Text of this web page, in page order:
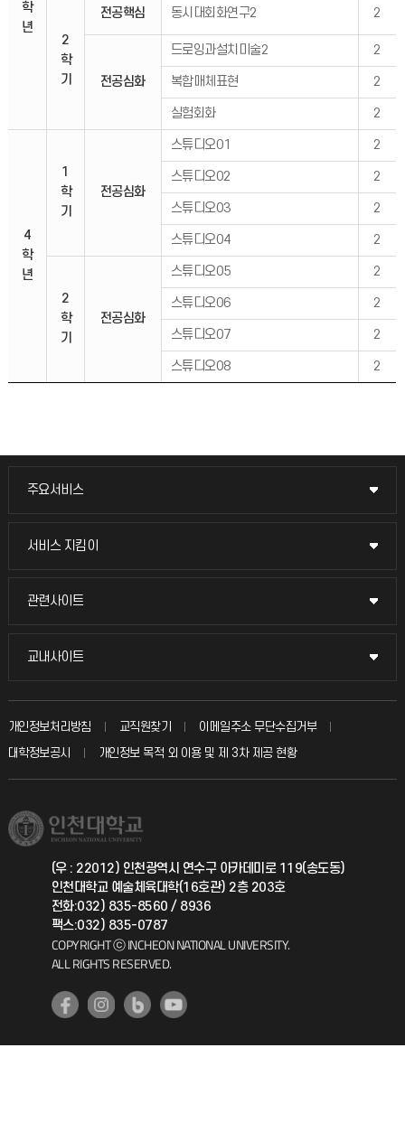
학
년
2
학
기
전공핵심 동시대회화연구2 2
전공심화
드로잉과설치미술2 2
복합매체표현 2
실험회화 2
4
학
년
1
학
기
전공심화
스튜디오01 2
스튜디오02 2
스튜디오03 2
스튜디오04 2
2
학
기
전공심화
스튜디오05 2
스튜디오06 2
스튜디오07 2
스튜디오08 2
주요서비스
주요서비스
교무회의방송
입학안내
취업정보(학생)
서비스 지킴이
서비스 지킴이
묻고 답하기
칭찬마당
학생서비스 지킴이
관련사이트
관련사이트
국방헬프콜
총동문회
교내사이트
교내사이트
교수회
교육혁신본부
국제지원과
공자아카데미
기초교육원
개인정보처리방침 교직원찾기
이메일주소 무단수집거부
대학정보공시
개인정보 목적 외 이용 및 제 3차 제공 현황
(우 : 22012) 인천광역시 연수구 아카데미로 119(송도동)
인천대학교 예술체육대학(16호관) 2층 203호
전화:032) 835-8560 / 8936
팩스:032) 835-0787
COPYRIGHT ⓒ INCHEON NATIONAL UNIVERSITY.
ALL RIGHTS RESERVED.